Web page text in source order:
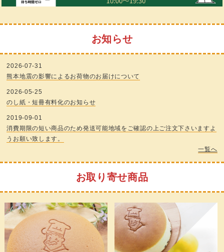
お知らせ
2026-07-31
熊本地震の影響によるお荷物のお届けについて
2026-05-25
のし紙・短冊有料化のお知らせ
2019-09-01
消費期限の短い商品のため発送可能地域をご確認の上ご注文下さいますよ
うお願い致します。
一覧へ
お取り寄せ商品